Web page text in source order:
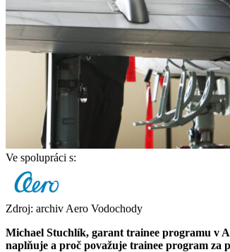
Ve spolupráci s:
Zdroj: archiv Aero Vodochody
Michael Stuchlík, garant trainee programu v
naplňuje a proč považuje trainee program za